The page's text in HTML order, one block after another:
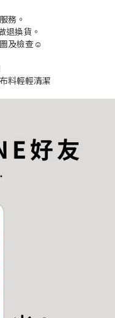
務。
退換貨。
及檢查☺
料輕輕清潔